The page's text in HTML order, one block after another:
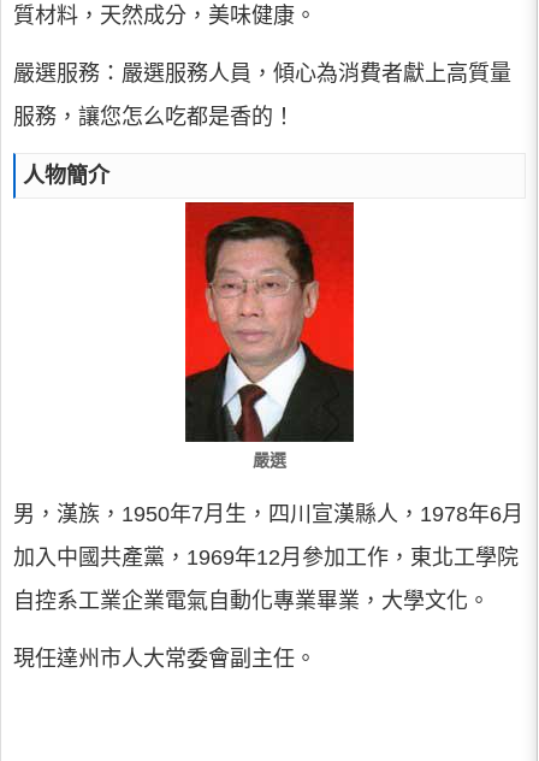
質材料，天然成分，美味健康。
嚴選服務：嚴選服務人員，傾心為消費者獻上高質量
服務，讓您怎么吃都是香的！
人物簡介
嚴選
男，漢族，1950年7月生，四川宣漢縣人，1978年6月
加入中國共產黨，1969年12月參加工作，東北工學院
自控系工業企業電氣自動化專業畢業，大學文化。
現任達州市人大常委會副主任。